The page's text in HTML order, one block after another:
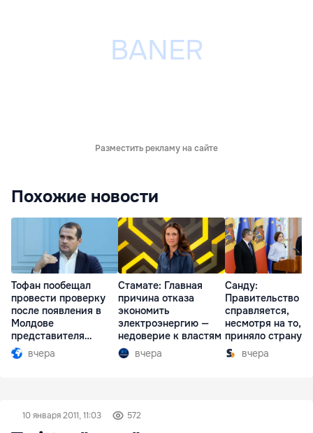
Разместить рекламу на сайте
Похожие новости
Тофан пообещал
провести проверку
после появления в
Молдове
представителя
Южной Осетии
вчера
Стамате: Главная
причина отказа
экономить
электроэнергию —
недоверие к властям
вчера
Санду:
Правительство
справляется,
несмотря на то,
приняло страну в
разгар кризиса
вчера
10 января 2011, 11:03 572